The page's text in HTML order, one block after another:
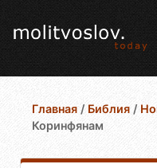
Главная / Библия /
Коринфянам